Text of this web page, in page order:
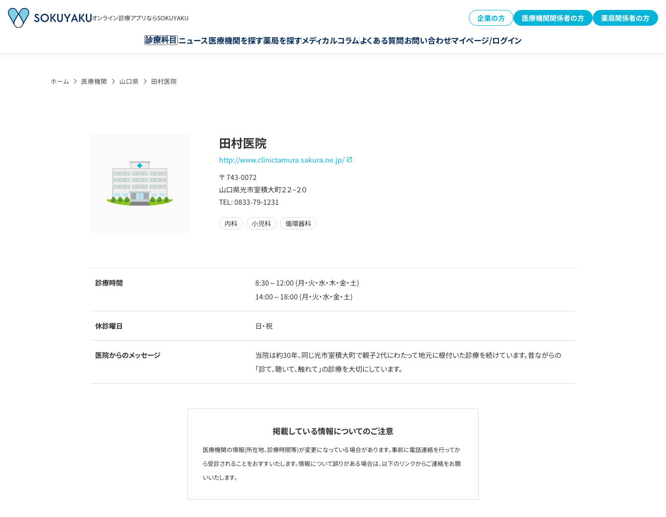
オンライン診療アプリならSOKUYAKU 企業の方 医療機関関係者の方 薬局関係者の方
診療科目 ニュース医療機関を探す薬局を探すメディカルコラムよくある質問お問い合わせマイページ/ログイン
ホーム 医療機関 山口県 田村医院
田村医院
http://www.clinictamura.sakura.ne.jp/
〒 743-0072
山口県光市室積大町２２−２０
TEL: 0833-79-1231
内科 小児科 循環器科
診療時間
8:30～12:00 (月・火・水・木・金・土)
14:00～18:00 (月・火・水・金・土)
休診曜日 日・祝
医院からのメッセージ
当院は約30年、同じ光市室積大町で親子2代にわたって地元に根付いた診療を続けています。昔ながらの
「診て、聴いて、触れて」の診療を大切にしています。
掲載している情報についてのご注意
医療機関の情報(所在地、診療時間等)が変更になっている場合があります。事前に電話連絡を行ってか
ら受診されることをおすすいたします。情報について誤りがある場合は、以下のリンクからご連絡をお願
いいたします。